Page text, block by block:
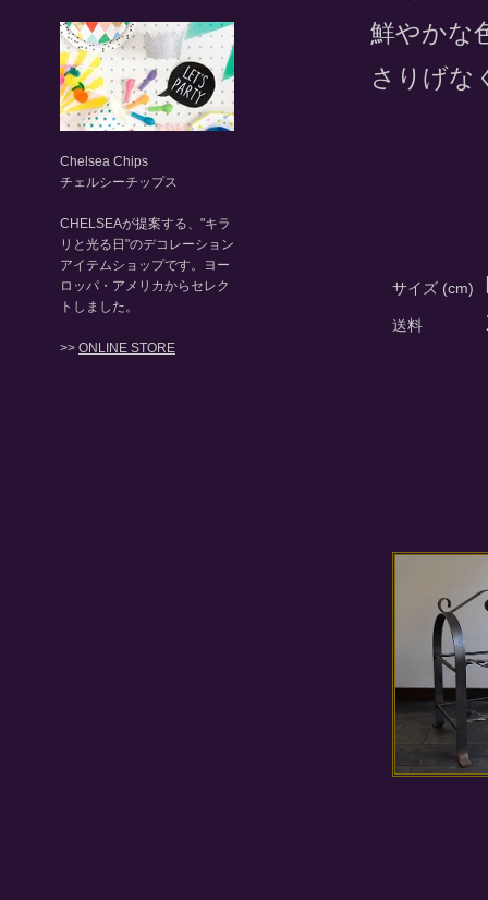
鮮やかな
さりげな
サイズ (cm)
送料
Chelsea Chips
チェルシーチップス
CHELSEAが提案する、"キラ
リと光る日"のデコレーション
アイテムショップです。ヨー
ロッパ・アメリカからセレク
トしました。
>> ONLINE STORE